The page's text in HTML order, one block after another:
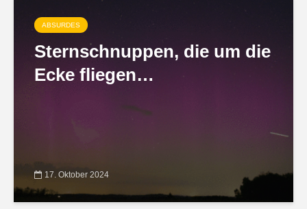
ABSURDES
Sternschnuppen, die um die
Ecke fliegen…
17. Oktober 2024